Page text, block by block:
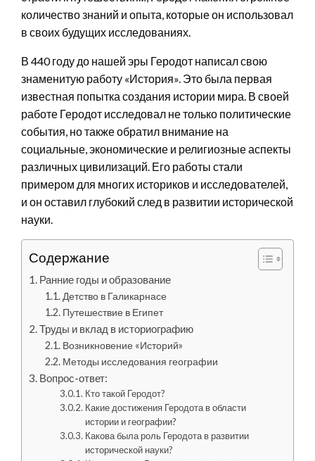
количество знаний и опыта, которые он использовал
в своих будущих исследованиях.
В 440 году до нашей эры Геродот написал свою
знаменитую работу «История». Это была первая
известная попытка создания истории мира. В своей
работе Геродот исследовал не только политические
события, но также обратил внимание на
социальные, экономические и религиозные аспекты
различных цивилизаций. Его работы стали
примером для многих историков и исследователей,
и он оставил глубокий след в развитии исторической
науки.
Содержание
Ранние годы и образование
Детство в Галикарнасе
Путешествие в Египет
Труды и вклад в историографию
Возникновение «Историй»
Методы исследования географии
Вопрос-ответ:
Кто такой Геродот?
Какие достижения Геродота в области
истории и географии?
Какова была роль Геродота в развитии
исторической науки?